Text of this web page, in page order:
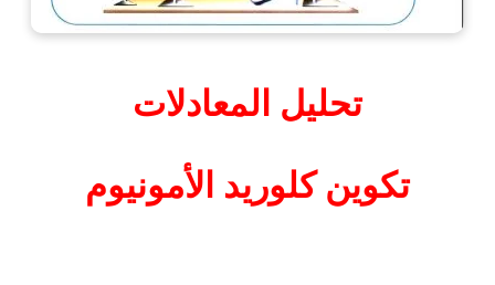
تحليل المعادلات
تكوين كلوريد الأمونيوم